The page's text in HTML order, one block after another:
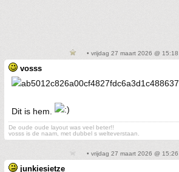
• vrijdag 27 maart 2026 @ 15:18
vosss
Dit is hem.
De oude oude layout was veel beter!!
vosss is de naam, met dubbel s welteverstaan.
• vrijdag 27 maart 2026 @ 15:26
junkiesietze